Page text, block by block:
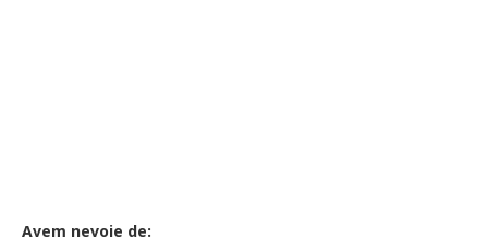
Avem nevoie de: